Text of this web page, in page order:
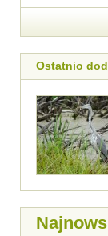
Ostatnio